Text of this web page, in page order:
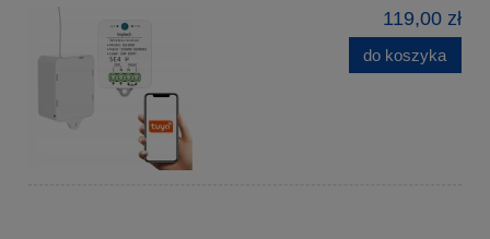
119,00 zł
do koszyka